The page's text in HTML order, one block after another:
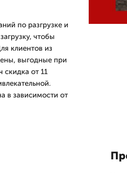
по разгрузке и
чтобы
клиентов из
выгодные при
скидка от 11
в зависимости от